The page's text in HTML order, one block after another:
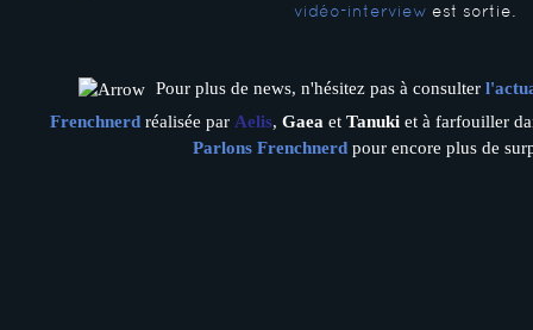
vidéo-interview est sortie.
Pour plus de news, n'hésitez pas à consulter
Frenchnerdréalisée par Aelis, Gaea et Tanukiet à farfouiller
Parlons Frenchnerd pour encore plus de